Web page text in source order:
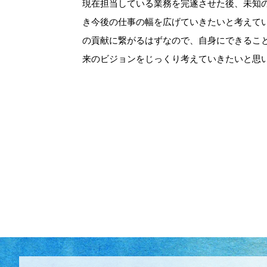
現在担当している業務を完遂させた後、未知
き今後の仕事の幅を広げていきたいと考えて
の貢献に繋がるはずなので、自身にできるこ
来のビジョンをじっくり考えていきたいと思